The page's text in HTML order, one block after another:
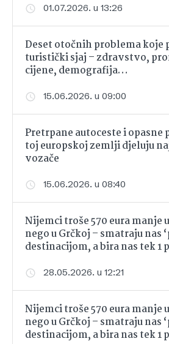
01.07.2026. u 13:26
Deset otočnih problema koje
turistički sjaj – zdravstvo,
cijene, demografija…
15.06.2026. u 09:00
Pretrpane autoceste i opasne
toj europskoj zemlji djeluju
vozače
15.06.2026. u 08:40
Nijemci troše 570 eura manje
nego u Grčkoj – smatraju nas
destinacijom, a bira nas tek 1
28.05.2026. u 12:21
Nijemci troše 570 eura manje
nego u Grčkoj – smatraju nas
destinacijom, a bira nas tek 1